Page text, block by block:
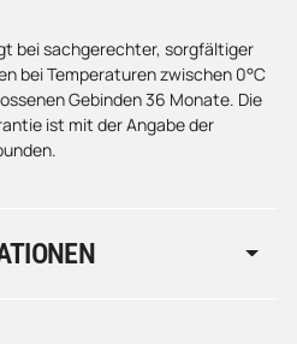
bei sachgerechter, sorgfältiger
bei Temperaturen zwischen 0°C
Gebinden 36 Monate. Die
ist mit der Angabe der